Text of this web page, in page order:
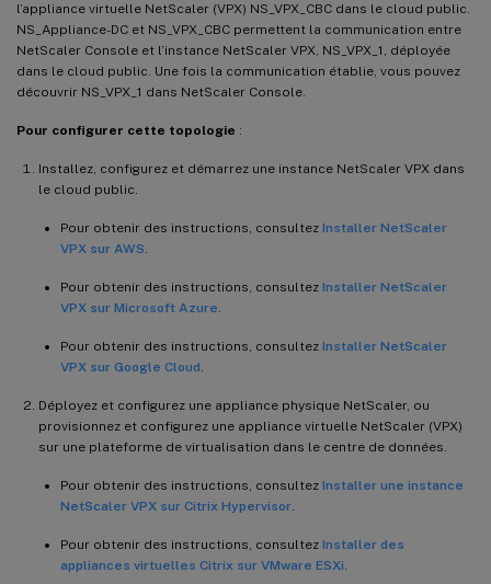
l’appliance virtuelle NetScaler (VPX) NS_VPX_CBC dans le cloud public.
NS_Appliance-DC et NS_VPX_CBC permettent la communication entre
NetScaler Console et l’instance NetScaler VPX, NS_VPX_1, déployée
dans le cloud public. Une fois la communication établie, vous pouvez
découvrir NS_VPX_1 dans NetScaler Console.
Pour configurer cette topologie :
Installez, configurez et démarrez une instance NetScaler VPX dans
le cloud public.
Pour obtenir des instructions, consultez Installer NetScaler
VPX sur AWS.
Pour obtenir des instructions, consultez Installer NetScaler
VPX sur Microsoft Azure.
Pour obtenir des instructions, consultez Installer NetScaler
VPX sur Google Cloud.
Déployez et configurez une appliance physique NetScaler, ou
provisionnez et configurez une appliance virtuelle NetScaler (VPX)
sur une plateforme de virtualisation dans le centre de données.
Pour obtenir des instructions, consultez Installer une instance
NetScaler VPX sur Citrix Hypervisor.
Pour obtenir des instructions, consultez Installer des
appliances virtuelles Citrix sur VMware ESXi.